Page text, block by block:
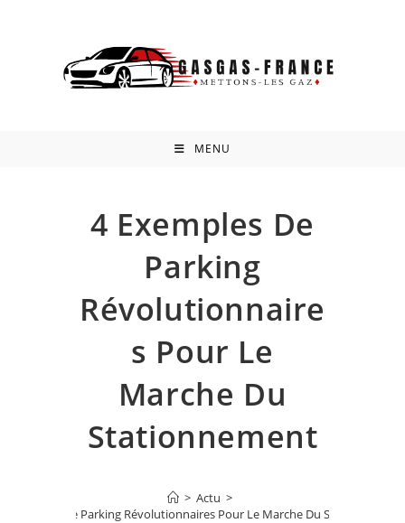
MENU
4 Exemples De
Parking
Révolutionnaire
S Pour Le
Marche Du
Stationnement
> Actu >
4 Exemples De Parking Révolutionnaires Pour Le Marche Du Stationnement